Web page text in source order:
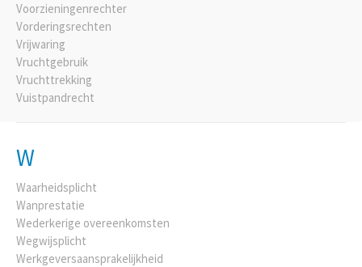
Voorzieningenrechter
Vorderingsrechten
Vrijwaring
Vruchtgebruik
Vruchttrekking
Vuistpandrecht
W
Waarheidsplicht
Wanprestatie
Wederkerige overeenkomsten
Wegwijsplicht
Werkgeversaansprakelijkheid